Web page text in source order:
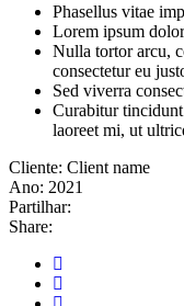
Phasellus vitae
Lorem ipsum
Nulla tortor arcu,
consectetur eu
Sed viverra
Curabitur
laoreet mi, ut
Cliente: Client name
Ano: 2021
Partilhar:
Share: